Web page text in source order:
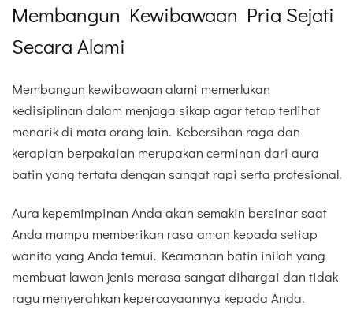
Membangun Kewibawaan Pria Sejati
Secara Alami
Membangun kewibawaan alami memerlukan
kedisiplinan dalam menjaga sikap agar tetap terlihat
menarik di mata orang lain. Kebersihan raga dan
kerapian berpakaian merupakan cerminan dari aura
batin yang tertata dengan sangat rapi serta profesional.
Aura kepemimpinan Anda akan semakin bersinar saat
Anda mampu memberikan rasa aman kepada setiap
wanita yang Anda temui. Keamanan batin inilah yang
membuat lawan jenis merasa sangat dihargai dan tidak
ragu menyerahkan kepercayaannya kepada Anda.